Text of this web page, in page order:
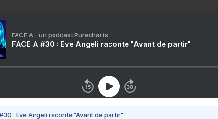
FACE A - un podcast Purecharts
FACE A #30 : Eve Angeli raconte "Avant de partir"
#30 : Eve Angeli raconte "Avant de partir"